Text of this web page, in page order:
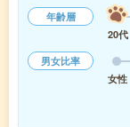
年齢層
20代
男女比率
女性